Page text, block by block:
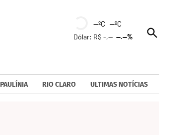
--ºC --ºC
Dólar: R$ -,----.--%
Open
Search
PAULÍNIA RIO CLARO ULTIMAS NOTÍCIAS